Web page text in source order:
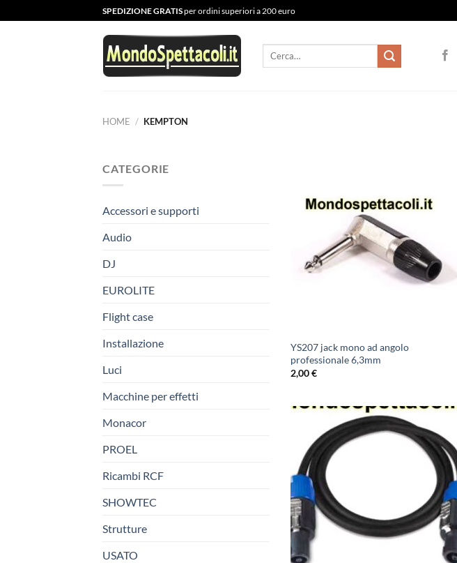
ai
SPEDIZIONE GRATISper ordini superiori a 200 euro
Cerca:
HOME / KEMPTON
CATEGORIE
Accessori e supporti
Audio
DJ
EUROLITE
Flight case
Installazione
Luci
Macchine per effetti
Monacor
PROEL
Ricambi RCF
SHOWTEC
Strutture
USATO
YS207 jack mono ad angolo
professionale 6,3mm
2,00€